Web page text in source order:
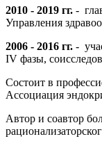
2010 - 2019 гг. -
Управления
2006 - 2016 гг. -
IV фазы,
Состоит в
Ассоциация
Автор и соавтор